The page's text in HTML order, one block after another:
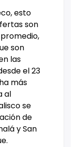
esto
son
son
las
el 23
más
al
se
de
y San